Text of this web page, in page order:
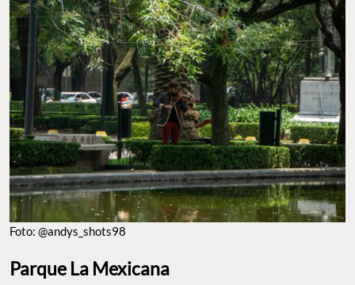
Foto: @andys_shots98
Parque La Mexicana